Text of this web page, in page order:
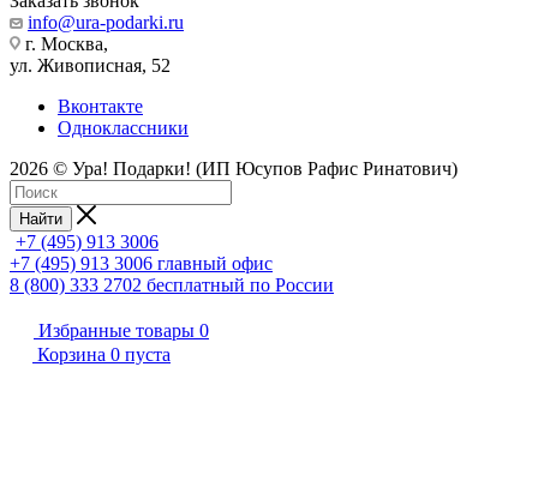
info@ura-podarki.ru
г. Москва,
ул. Живописная, 52
Вконтакте
Одноклассники
2026 © Ура! Подарки! (ИП Юсупов Рафис Ринатович)
Найти
+7 (495) 913 3006
+7 (495) 913 3006 главный офис
8 (800) 333 2702 бесплатный по России
Избранные товары 0
Корзина 0 пуста